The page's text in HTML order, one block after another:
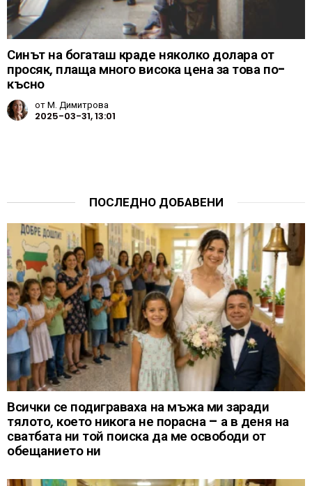
Синът на богаташ краде няколко долара от
просяк, плаща много висока цена за това по-
късно
отМ. Димитрова
2025-03-31, 13:01
ПОСЛЕДНО ДОБАВЕНИ
Всички се подиграваха на мъжа ми заради
тялото, което никога не порасна – а в деня на
сватбата ни той поиска да ме освободи от
обещанието ни